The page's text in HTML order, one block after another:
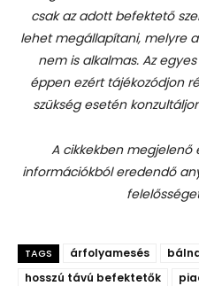
csak az adott befektető
lehet megállapítani, melyre
nem is alkalmas. Az
éppen ezért tájékozódjon
szükség esetén
A cikkekben megjelenő
információkból eredendő
TAGS árfolyamesés
hosszú távú befektetők